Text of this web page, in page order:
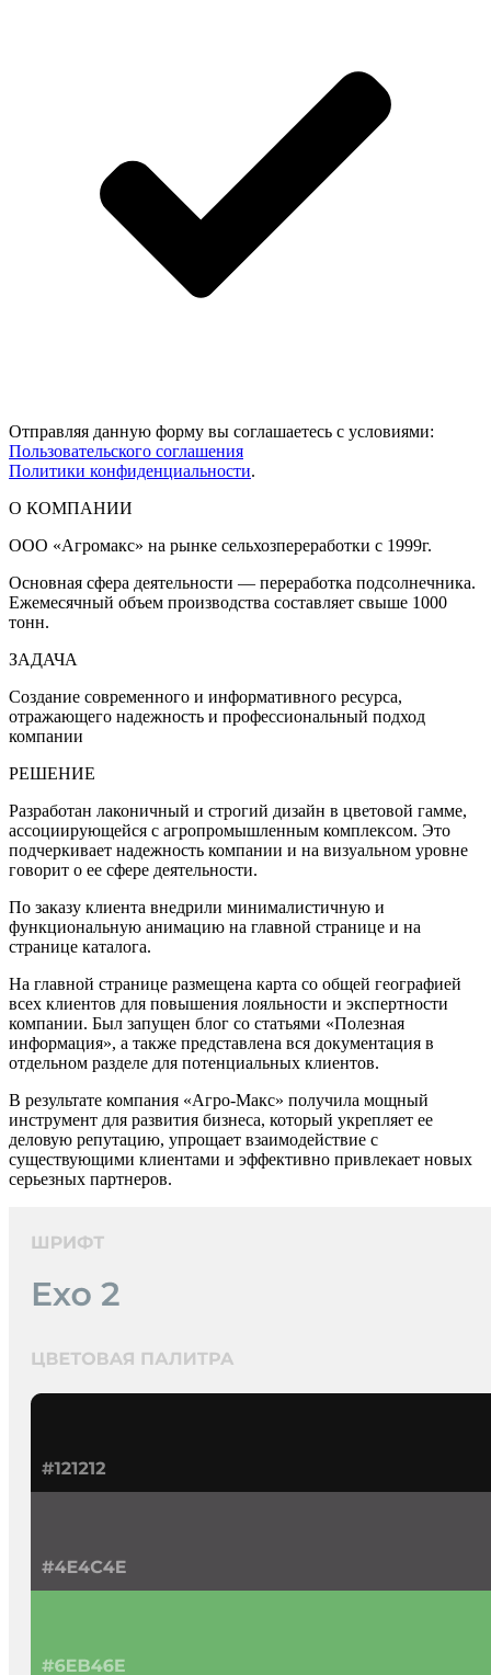
Отправляя данную форму вы соглашаетесь с условиями:
Пользовательского соглашения
Политики конфиденциальности.
О КОМПАНИИ
ООО «Агромакс» на рынке сельхозпереработки с 1999г.
Основная сфера деятельности — переработка подсолнечника.
Ежемесячный объем производства составляет свыше 1000
тонн.
ЗАДАЧА
Создание современного и информативного ресурса,
отражающего надежность и профессиональный подход
компании
РЕШЕНИЕ
Разработан лаконичный и строгий дизайн в цветовой гамме,
ассоциирующейся с агропромышленным комплексом. Это
подчеркивает надежность компании и на визуальном уровне
говорит о ее сфере деятельности.
По заказу клиента внедрили минималистичную и
функциональную анимацию на главной странице и на
странице каталога.
На главной странице размещена карта со общей географией
всех клиентов для повышения лояльности и экспертности
компании. Был запущен блог со статьями «Полезная
информация», а также представлена вся документация в
отдельном разделе для потенциальных клиентов.
В результате компания «Агро-Макс» получила мощный
инструмент для развития бизнеса, который укрепляет ее
деловую репутацию, упрощает взаимодействие с
существующими клиентами и эффективно привлекает новых
серьезных партнеров.